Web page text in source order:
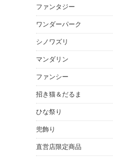
ファンタジー
ワンダーパーク
シノワズリ
マンダリン
ファンシー
招き猫＆だるま
ひな祭り
兜飾り
直営店限定商品